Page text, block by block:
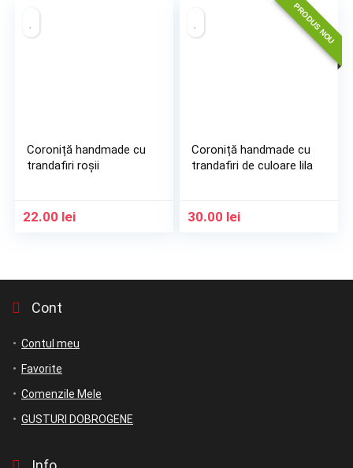
Coroniță handmade cu
trandafiri roșii
22.00 lei
PRODUS NOU
Coroniță handmade cu
trandafiri de culoare lila
30.00 lei
Cont
Contul meu
Favorite
Comenzile Mele
GUSTURI DOBROGENE